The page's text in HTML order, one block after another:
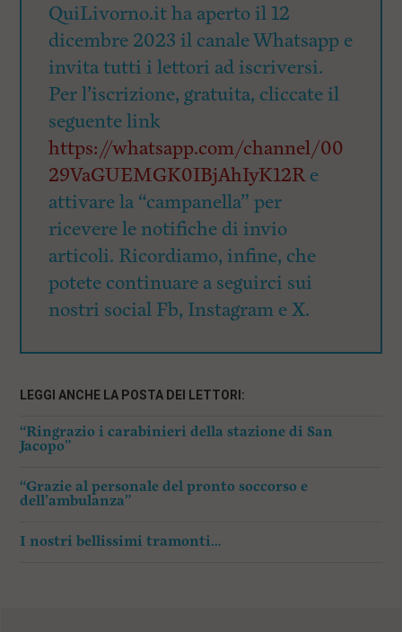
QuiLivorno.it ha aperto il 12
dicembre 2023 il canale Whatsapp e
invita tutti i lettori ad iscriversi.
Per l’iscrizione, gratuita, cliccate il
seguente link
https://whatsapp.com/channel/00
29VaGUEMGK0IBjAhIyK12Re
attivare la “campanella” per
ricevere le notifiche di invio
articoli. Ricordiamo, infine, che
potete continuare a seguirci sui
nostri social Fb, Instagram e X.
LEGGI ANCHE LA POSTA DEI LETTORI:
“Ringrazio i carabinieri della stazione di San
Jacopo”
“Grazie al personale del pronto soccorso e
dell’ambulanza”
I nostri bellissimi tramonti…